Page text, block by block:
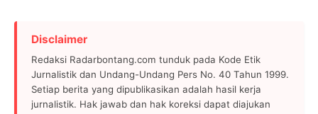
Disclaimer
Redaksi Radarbontang.com tunduk pada Kode Etik
Jurnalistik dan Undang-Undang Pers No. 40 Tahun 1999.
Setiap berita yang dipublikasikan adalah hasil kerja
jurnalistik. Hak jawab dan hak koreksi dapat diajukan